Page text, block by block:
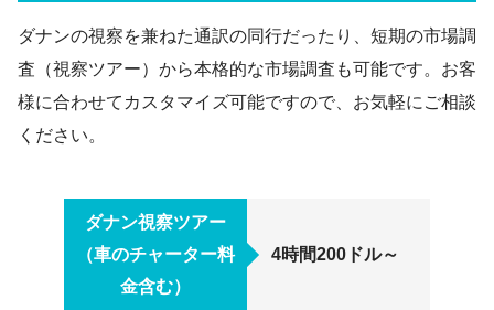
ダナンの視察を兼ねた通訳の同行だったり、短期の市場調
査（視察ツアー）から本格的な市場調査も可能です。お客
様に合わせてカスタマイズ可能ですので、お気軽にご相談
ください。
ダナン視察ツアー
（車のチャーター料
金含む）
4時間200ドル～